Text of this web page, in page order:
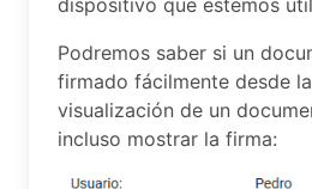
Podremos saber si un
firmado fácilmente desde
visualización de un
incluso mostrar la firma: